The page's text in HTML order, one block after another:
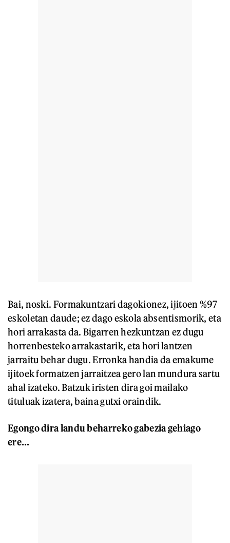
Bai, noski. Formakuntzari dagokionez, ijitoen %97
eskoletan daude; ez dago eskola absentismorik, eta
hori arrakasta da. Bigarren hezkuntzan ez dugu
horrenbesteko arrakastarik, eta hori lantzen
jarraitu behar dugu. Erronka handia da emakume
ijitoek formatzen jarraitzea gero lan mundura sartu
ahal izateko. Batzuk iristen dira goi mailako
tituluak izatera, baina gutxi oraindik.
Egongo dira landu beharreko gabezia gehiago
ere…